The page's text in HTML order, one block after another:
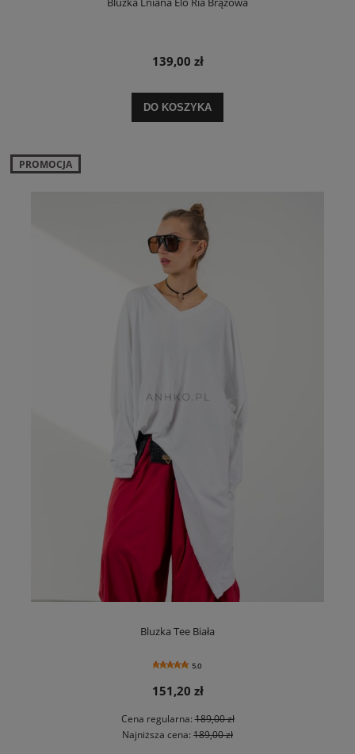
139,00 zł
DO KOSZYKA
Bluzka Tee Biała
5.0
151,20 zł
Cena regularna:189,00 zł
Najniższa cena: 189,00 zł
PROMOCJA